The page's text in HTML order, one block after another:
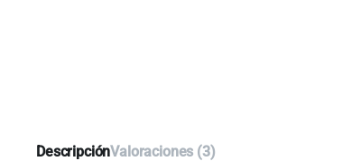
DescripciónValoraciones (3)